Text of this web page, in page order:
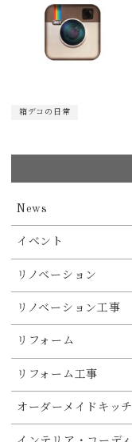
箱デコの日常
News
イベント
リノベーション
リノベーション工事
リフォーム
リフォーム工事
オーダーメイドキッ